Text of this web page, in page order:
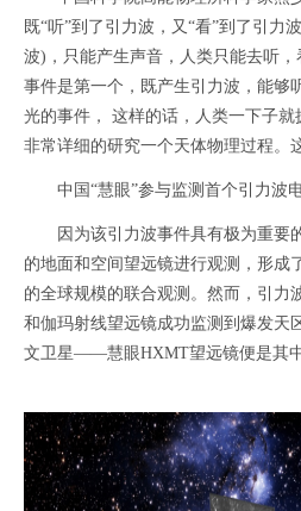
既“听”到了引力波，又“看”到了引力
波)，只能产生声音，人类只能去听
事件是第一个，既产生引力波，能够
光的事件， 这样的话，人类一下子
非常详细的研究一个天体物理过程。
中国“慧眼”参与监测首个引力波
因为该引力波事件具有极为重要
的地面和空间望远镜进行观测，形成
的全球规模的联合观测。然而，引力
和伽玛射线望远镜成功监测到爆发天
文卫星——慧眼HXMT望远镜便是其中